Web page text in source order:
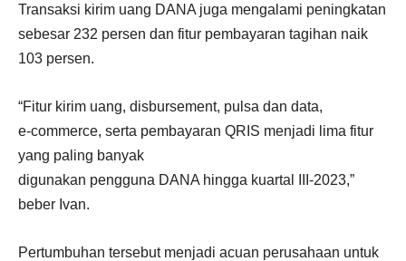
Transaksi kirim uang DANA juga mengalami peningkatan
sebesar 232 persen dan fitur pembayaran tagihan naik
103 persen.
“Fitur kirim uang, disbursement, pulsa dan data,
e-commerce, serta pembayaran QRIS menjadi lima fitur
yang paling banyak
digunakan pengguna DANA hingga kuartal III-2023,”
beber Ivan.
Pertumbuhan tersebut menjadi acuan perusahaan untuk